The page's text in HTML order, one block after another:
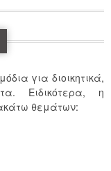
για διοικητικά,
Ειδικότερα, η
θεμάτων: